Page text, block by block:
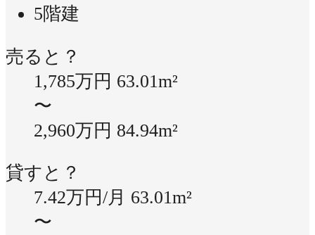
5階建
売ると？
1,785万円 63.01m²
〜
2,960万円 84.94m²
貸すと？
7.42万円/月 63.01m²
〜